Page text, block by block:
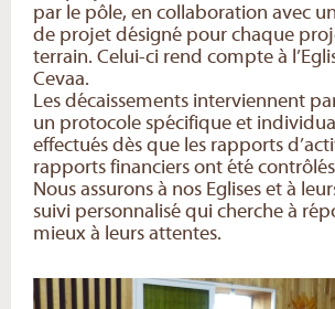
par le pôle, en collaboration avec
de projet désigné pour chaque
terrain. Celui-ci rend compte à
Cevaa.
Les décaissements interviennent
un protocole spécifique et
effectués dès que les rapports
rapports financiers ont été
Nous assurons à nos Eglises et à
suivi personnalisé qui cherche à
mieux à leurs attentes.